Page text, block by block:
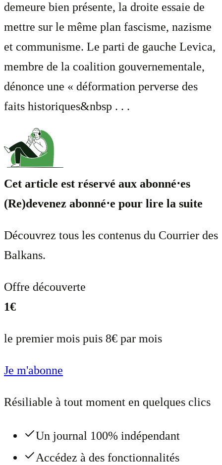
demeure bien présente, la droite essaie de
mettre sur le même plan fascisme, nazisme
et communisme. Le parti de gauche Levica,
membre de la coalition gouvernementale,
dénonce une « déformation perverse des
faits historiques&nbsp . . .
Cet article est réservé aux abonné⋅es
(Re)devenez abonné⋅e pour lire la suite
Découvrez tous les contenus du Courrier des
Balkans.
Offre découverte
1€
le premier mois puis 8€ par mois
Je m'abonne
Résiliable à tout moment en quelques clics
Un journal 100% indépendant
Accédez à des fonctionnalités